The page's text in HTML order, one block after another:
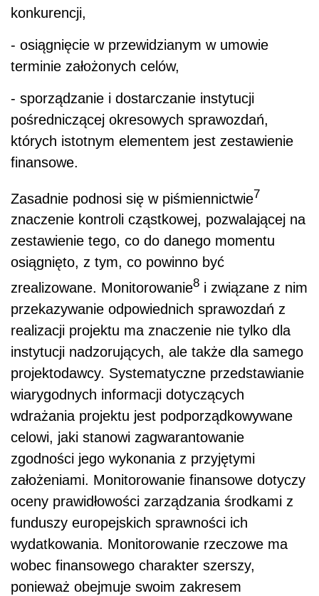
konkurencji,
- osiągnięcie w przewidzianym w umowie
terminie założonych celów,
- sporządzanie i dostarczanie instytucji
pośredniczącej okresowych sprawozdań,
których istotnym elementem jest zestawienie
finansowe.
Zasadnie podnosi się w piśmiennictwie7
znaczenie kontroli cząstkowej, pozwalającej na
zestawienie tego, co do danego momentu
osiągnięto, z tym, co powinno być
zrealizowane. Monitorowanie8 i związane z nim
przekazywanie odpowiednich sprawozdań z
realizacji projektu ma znaczenie nie tylko dla
instytucji nadzorujących, ale także dla samego
projektodawcy. Systematyczne przedstawianie
wiarygodnych informacji dotyczących
wdrażania projektu jest podporządkowywane
celowi, jaki stanowi zagwarantowanie
zgodności jego wykonania z przyjętymi
założeniami. Monitorowanie finansowe dotyczy
oceny prawidłowości zarządzania środkami z
funduszy europejskich sprawności ich
wydatkowania. Monitorowanie rzeczowe ma
wobec finansowego charakter szerszy,
ponieważ obejmuje swoim zakresem